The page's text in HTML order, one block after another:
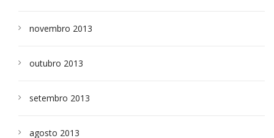
novembro 2013
outubro 2013
setembro 2013
agosto 2013